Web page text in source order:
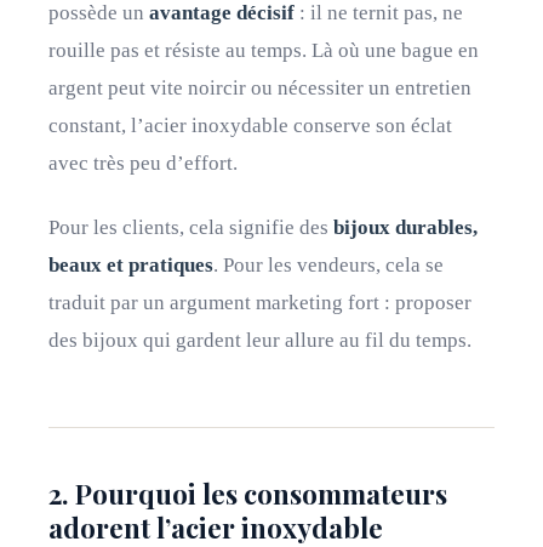
possède un avantage décisif : il ne ternit pas, ne
rouille pas et résiste au temps. Là où une bague en
argent peut vite noircir ou nécessiter un entretien
constant, l’acier inoxydable conserve son éclat
avec très peu d’effort.
Pour les clients, cela signifie des bijoux durables,
beaux et pratiques. Pour les vendeurs, cela se
traduit par un argument marketing fort : proposer
des bijoux qui gardent leur allure au fil du temps.
2. Pourquoi les consommateurs
adorent l’acier inoxydable